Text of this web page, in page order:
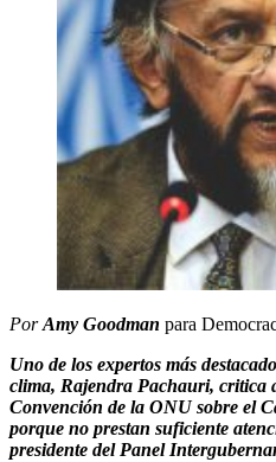
PorAmy Goodman para
Uno de los expertos más
clima, Rajendra Pachauri, critica
Convención de la ONU sobre el
porque no prestan suficiente
presidente del Panel